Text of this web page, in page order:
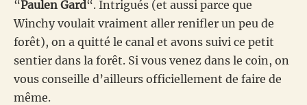
“Paulen Gard“. Intrigués (et aussi parce que
Winchy voulait vraiment aller renifler un peu de
forêt), on a quitté le canal et avons suivi ce petit
sentier dans la forêt. Si vous venez dans le coin, on
vous conseille d’ailleurs officiellement de faire de
même.